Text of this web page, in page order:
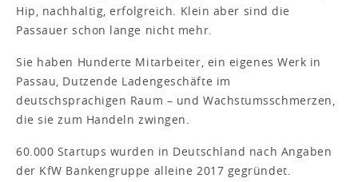
Hip, nachhaltig, erfolgreich. Klein aber sind die
Passauer schon lange nicht mehr.
Sie haben Hunderte Mitarbeiter, ein eigenes Werk in
Passau, Dutzende Ladengeschäfte im
deutschsprachigen Raum – und Wachstumsschmerzen,
die sie zum Handeln zwingen.
60.000 Startups wurden in Deutschland nach Angaben
der KfW Bankengruppe alleine 2017 gegründet.